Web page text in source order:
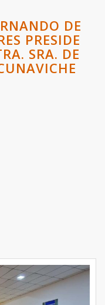
DE
PRESIDE
SRA. DE